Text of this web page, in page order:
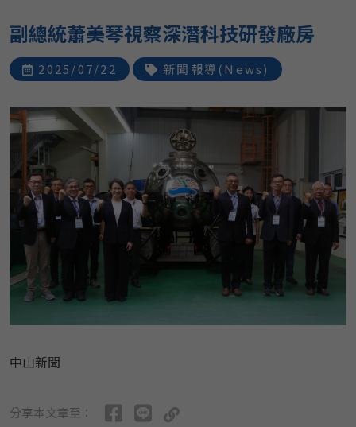
副總統蕭美琴視察深潛科技研發廠房
2025/07/22 新聞報導(News)
中山新聞
分享本文章至：